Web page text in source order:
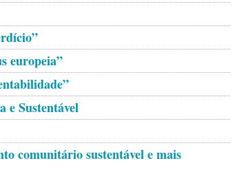
europeia”
e Sustentável
comunitário sustentável e mais